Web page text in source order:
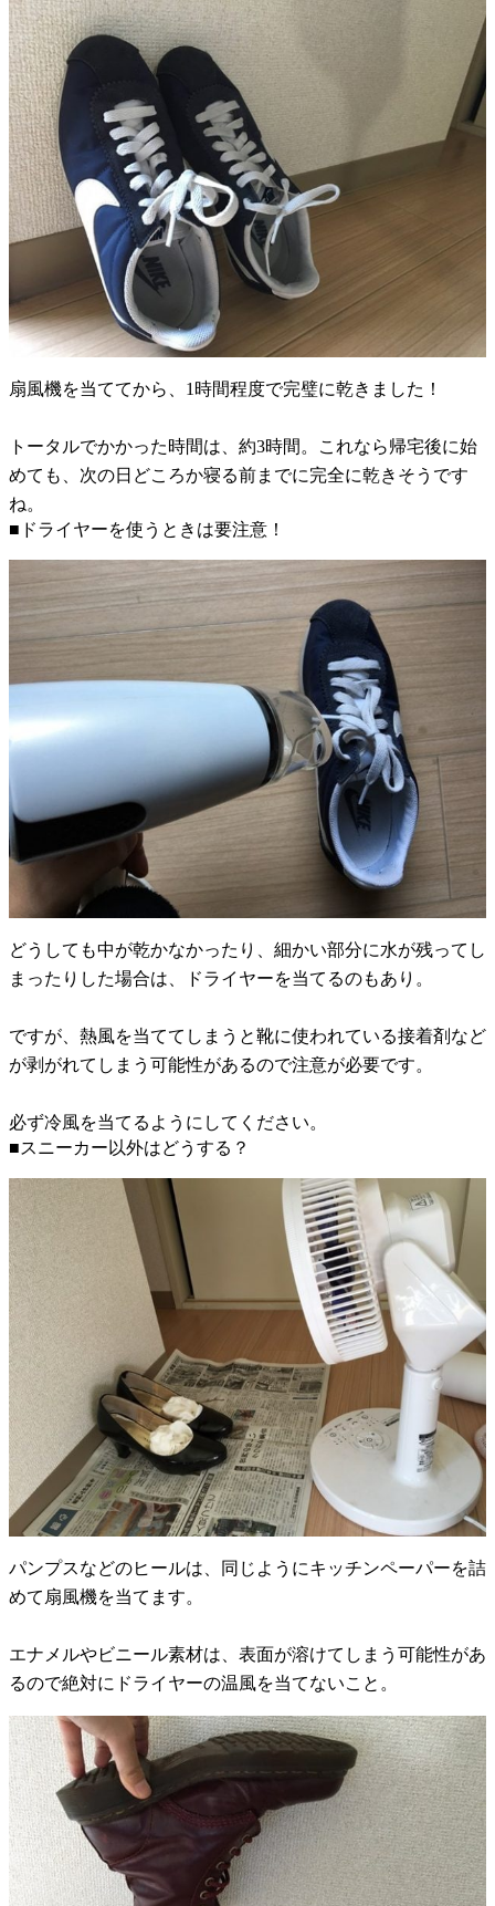
扇風機を当ててから、1時間程度で完璧に乾きました！
トータルでかかった時間は、約3時間。これなら帰宅後に始
めても、次の日どころか寝る前までに完全に乾きそうです
ね。
■ドライヤーを使うときは要注意！
どうしても中が乾かなかったり、細かい部分に水が残ってし
まったりした場合は、ドライヤーを当てるのもあり。
ですが、熱風を当ててしまうと靴に使われている接着剤など
が剥がれてしまう可能性があるので注意が必要です。
必ず冷風を当てるようにしてください。
■スニーカー以外はどうする？
パンプスなどのヒールは、同じようにキッチンペーパーを詰
めて扇風機を当てます。
エナメルやビニール素材は、表面が溶けてしまう可能性があ
るので絶対にドライヤーの温風を当てないこと。